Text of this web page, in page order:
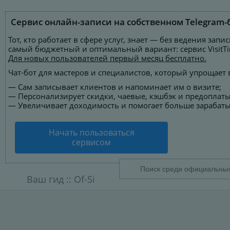
Сервис онлайн-записи на собственном Telegram-
Тот, кто работает в сфере услуг, знает — без ведения
самый бюджетный и оптимальный вариант: сервис
Для новых пользователей первый месяц бесплатно.
Чат-бот для мастеров и специалистов, который упрощает
— Сам записывает клиентов и напоминает им о визите;
— Персонализирует скидки, чаевые, кэшбэк и
— Увеличивает доходимость и помогает больше
Начать пользоваться
сервисом
Ваш гид :: Of-Si